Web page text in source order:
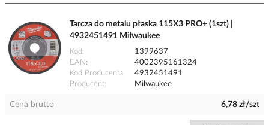
Tarcza do metalu płaska 115X3 PRO+ (1szt) |
4932451491 Milwaukee
Kod
1399637
EAN
4002395161324
Kod Producenta
4932451491
Producent
Milwaukee
Cena brutto 6,78 zł/szt